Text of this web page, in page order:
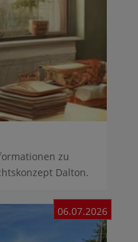
zu
Dalton.
06.07.2026